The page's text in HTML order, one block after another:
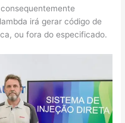
irá gerar código de
ou fora do especificado.